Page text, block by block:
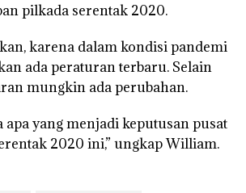
pilkada serentak 2020.
karena dalam kondisi pandemi
ada peraturan terbaru. Selain
mungkin ada perubahan.
apa yang menjadi keputusan pusat
2020 ini,” ungkap William.